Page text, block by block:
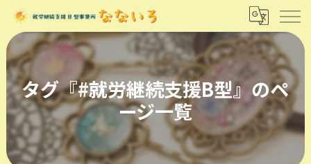
タグ『#就労継続支援B型』のペ
ージ一覧